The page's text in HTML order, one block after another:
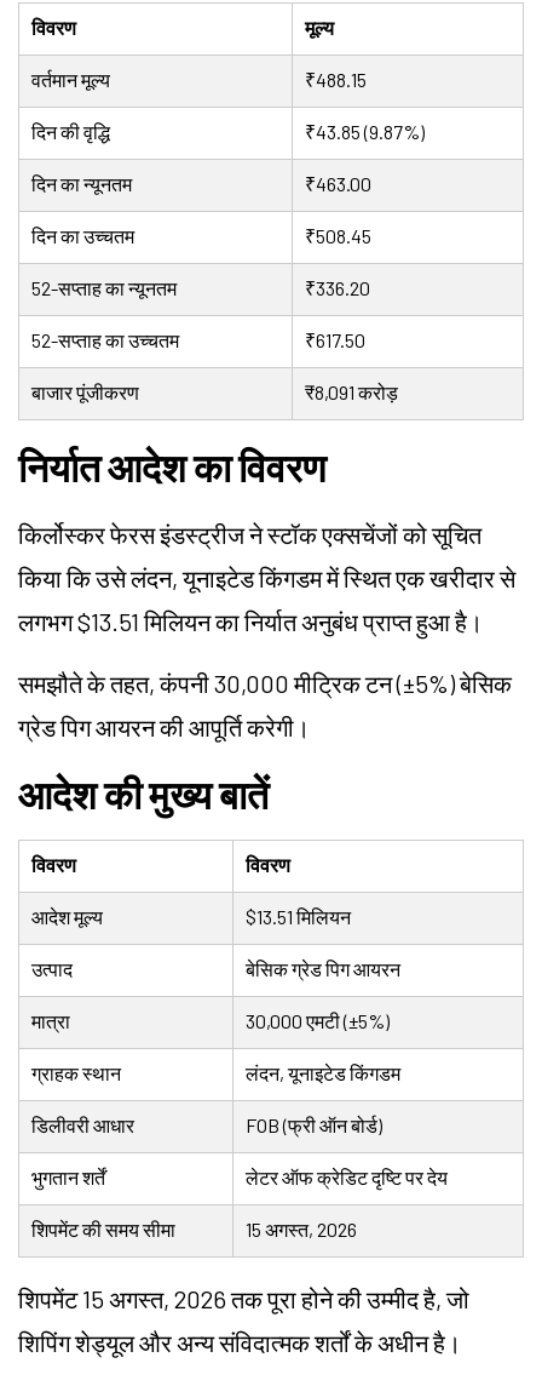
विवरण मूल्य
वर्तमान मूल्य ₹488.15
दिन की वृद्धि ₹43.85 (9.87%)
दिन का न्यूनतम ₹463.00
दिन का उच्चतम ₹508.45
52-सप्ताह का न्यूनतम ₹336.20
52-सप्ताह का उच्चतम ₹617.50
बाजार पूंजीकरण ₹8,091 करोड़
निर्यात आदेश का विवरण
किर्लोस्कर फेरस इंडस्ट्रीज ने स्टॉक एक्सचेंजों को सूचित
किया कि उसे लंदन, यूनाइटेड किंगडम में स्थित एक खरीदार से
लगभग $13.51 मिलियन का निर्यात अनुबंध प्राप्त हुआ है।
समझौते के तहत, कंपनी 30,000 मीट्रिक टन (±5%) बेसिक
ग्रेड पिग आयरन की आपूर्ति करेगी।
आदेश की मुख्य बातें
विवरण विवरण
आदेश मूल्य $13.51 मिलियन
उत्पाद बेसिक ग्रेड पिग आयरन
मात्रा 30,000 एमटी (±5%)
ग्राहक स्थान लंदन, यूनाइटेड किंगडम
डिलीवरी आधार FOB (फ्री ऑन बोर्ड)
भुगतान शर्तें लेटर ऑफ क्रेडिट दृष्टि पर देय
शिपमेंट की समय सीमा 15 अगस्त, 2026
शिपमेंट 15 अगस्त, 2026 तक पूरा होने की उम्मीद है, जो
शिपिंग शेड्यूल और अन्य संविदात्मक शर्तों के अधीन है।